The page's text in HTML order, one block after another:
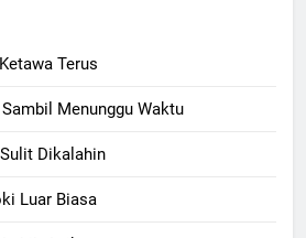
Terus
Menunggu Waktu
Dikalahin
Luar Biasa